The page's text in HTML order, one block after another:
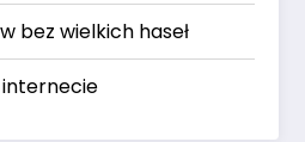
bez wielkich haseł
internecie